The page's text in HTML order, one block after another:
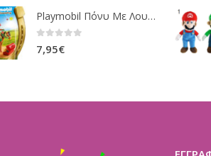
Playmobil Πόνυ Με Λουλουδάκια Και Κοριτσάκι 6968
7,95€